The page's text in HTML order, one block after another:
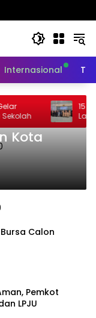
Internasional
15 Pejabat
Langkah
Organisasi
Kota
Calon
Pemkot
LPJU